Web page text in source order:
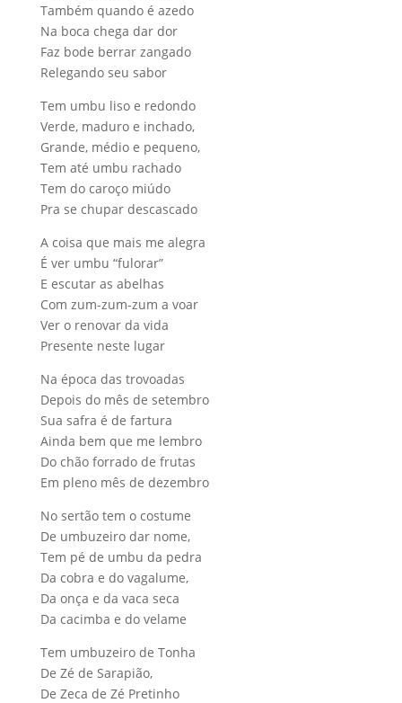
Também quando é azedo
Na boca chega dar dor
Faz bode berrar zangado
Relegando seu sabor
Tem umbu liso e redondo
Verde, maduro e inchado,
Grande, médio e pequeno,
Tem até umbu rachado
Tem do caroço miúdo
Pra se chupar descascado
A coisa que mais me alegra
É ver umbu “fulorar”
E escutar as abelhas
Com zum-zum-zum a voar
Ver o renovar da vida
Presente neste lugar
Na época das trovoadas
Depois do mês de setembro
Sua safra é de fartura
Ainda bem que me lembro
Do chão forrado de frutas
Em pleno mês de dezembro
No sertão tem o costume
De umbuzeiro dar nome,
Tem pé de umbu da pedra
Da cobra e do vagalume,
Da onça e da vaca seca
Da cacimba e do velame
Tem umbuzeiro de Tonha
De Zé de Sarapião,
De Zeca de Zé Pretinho